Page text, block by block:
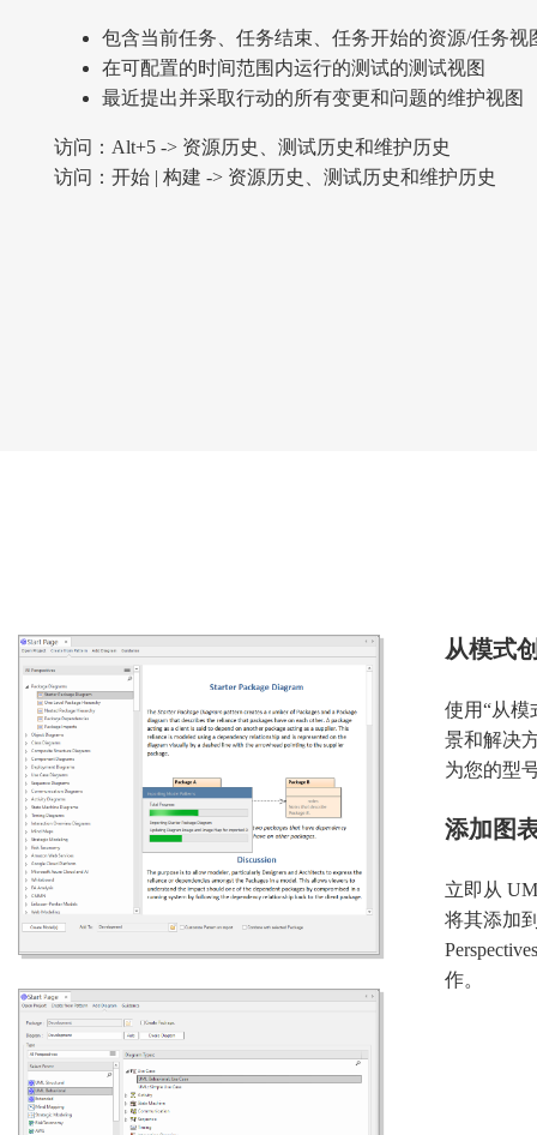
包含当前任务、任务结束、任务开始的资源/任务视
在可配置的时间范围内运行的测试的测试视图
最近提出并采取行动的所有变更和问题的维护视图
访问：Alt+5 -> 资源历史、测试历史和维护历史
访问：开始 | 构建 -> 资源历史、测试历史和维护历史
从模式
使用“从模
景和解决
为您的型
添加图
立即从
将其添加
作。